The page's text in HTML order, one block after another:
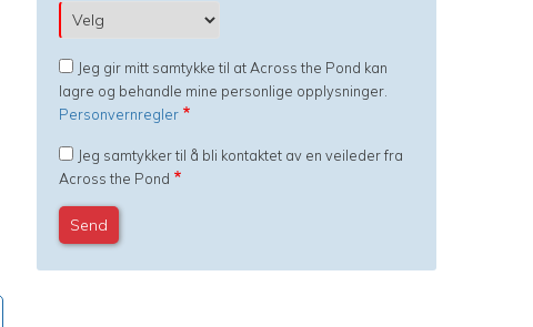
Jeg gir mitt samtykke til at Across the Pond kan
lagre og behandle mine personlige opplysninger.
Personvernregler
Jeg samtykker til å bli kontaktet av en veileder fra
Across the Pond